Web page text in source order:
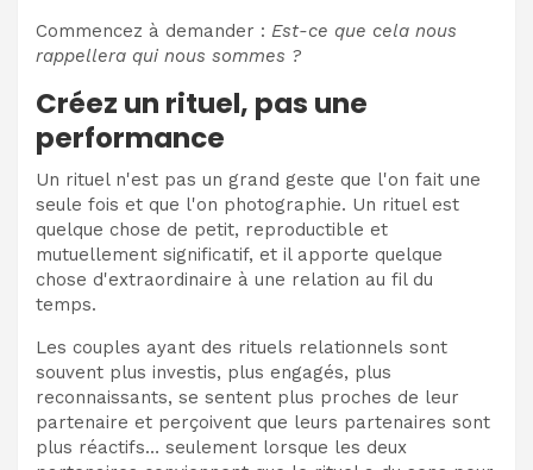
Commencez à demander : Est-ce que cela nous
rappellera qui nous sommes ?
Créez un rituel, pas une
performance
Un rituel n'est pas un grand geste que l'on fait une
seule fois et que l'on photographie. Un rituel est
quelque chose de petit, reproductible et
mutuellement significatif, et il apporte quelque
chose d'extraordinaire à une relation au fil du
temps.
Les couples ayant des rituels relationnels sont
souvent plus investis, plus engagés, plus
reconnaissants, se sentent plus proches de leur
partenaire et perçoivent que leurs partenaires sont
plus réactifs… seulement lorsque les deux